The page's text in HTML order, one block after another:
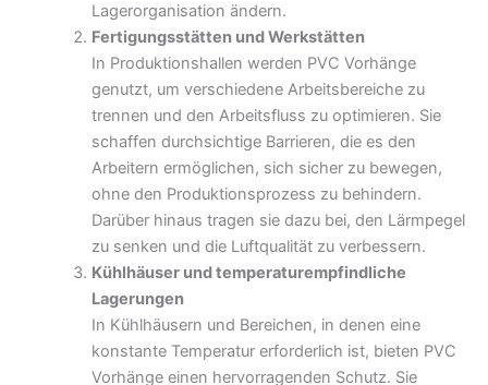
Lagerorganisation ändern.
Fertigungsstätten und Werkstätten
In Produktionshallen werden PVC Vorhänge
genutzt, um verschiedene Arbeitsbereiche zu
trennen und den Arbeitsfluss zu optimieren. Sie
schaffen durchsichtige Barrieren, die es den
Arbeitern ermöglichen, sich sicher zu bewegen,
ohne den Produktionsprozess zu behindern.
Darüber hinaus tragen sie dazu bei, den Lärmpegel
zu senken und die Luftqualität zu verbessern.
Kühlhäuser und temperaturempfindliche
Lagerungen
In Kühlhäusern und Bereichen, in denen eine
konstante Temperatur erforderlich ist, bieten PVC
Vorhänge einen hervorragenden Schutz. Sie